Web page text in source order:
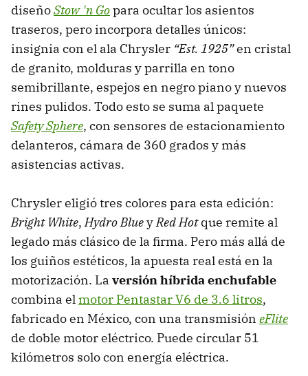
diseñoStow 'n Gopara ocultar los asientos
traseros, pero incorpora detalles únicos:
insignia con el ala Chrysler “Est. 1925”en cristal
de granito, molduras y parrilla en tono
semibrillante, espejos en negro piano y nuevos
rines pulidos. Todo esto se suma al paquete
Safety Sphere, con sensores de estacionamiento
delanteros, cámara de 360 grados y más
asistencias activas.
Chrysler eligió tres colores para esta edición:
Bright White,Hydro BlueyRed Hotque remite al
legado más clásico de la firma. Pero más allá de
los guiños estéticos, la apuesta real está en la
motorización. La versión híbrida enchufable
combina elmotor Pentastar V6 de 3.6 litros,
fabricado en México, con una transmisión eFlite
de doble motor eléctrico. Puede circular 51
kilómetros solo con energía eléctrica.